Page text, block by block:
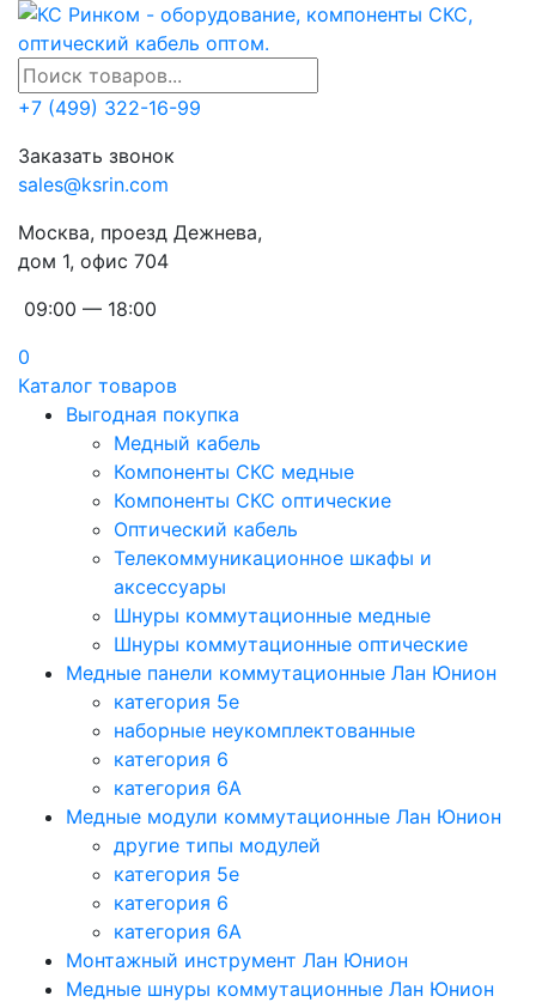
+7 (499) 322-16-99
Заказать звонок
sales@ksrin.com
Москва, проезд Дежнева,
дом 1, офис 704
09:00 — 18:00
0
Каталог товаров
Выгодная покупка
Медный кабель
Компоненты СКС медные
Компоненты СКС оптические
Оптический кабель
Телекоммуникационное шкафы и
аксессуары
Шнуры коммутационные медные
Шнуры коммутационные оптические
Медные панели коммутационные Лан Юнион
категория 5e
наборные неукомплектованные
категория 6
категория 6A
Медные модули коммутационные Лан Юнион
другие типы модулей
категория 5е
категория 6
категория 6A
Монтажный инструмент Лан Юнион
Медные шнуры коммутационные Лан Юнион